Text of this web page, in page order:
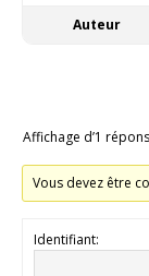
Auteur
Affichage d’1
Vous devez être
Identifiant: